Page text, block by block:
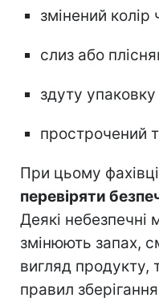
змінений колір
слиз або
здуту
прострочений
При цьому
перевіряти
Деякі небезпечні
змінюють запах,
вигляд продукту,
правил